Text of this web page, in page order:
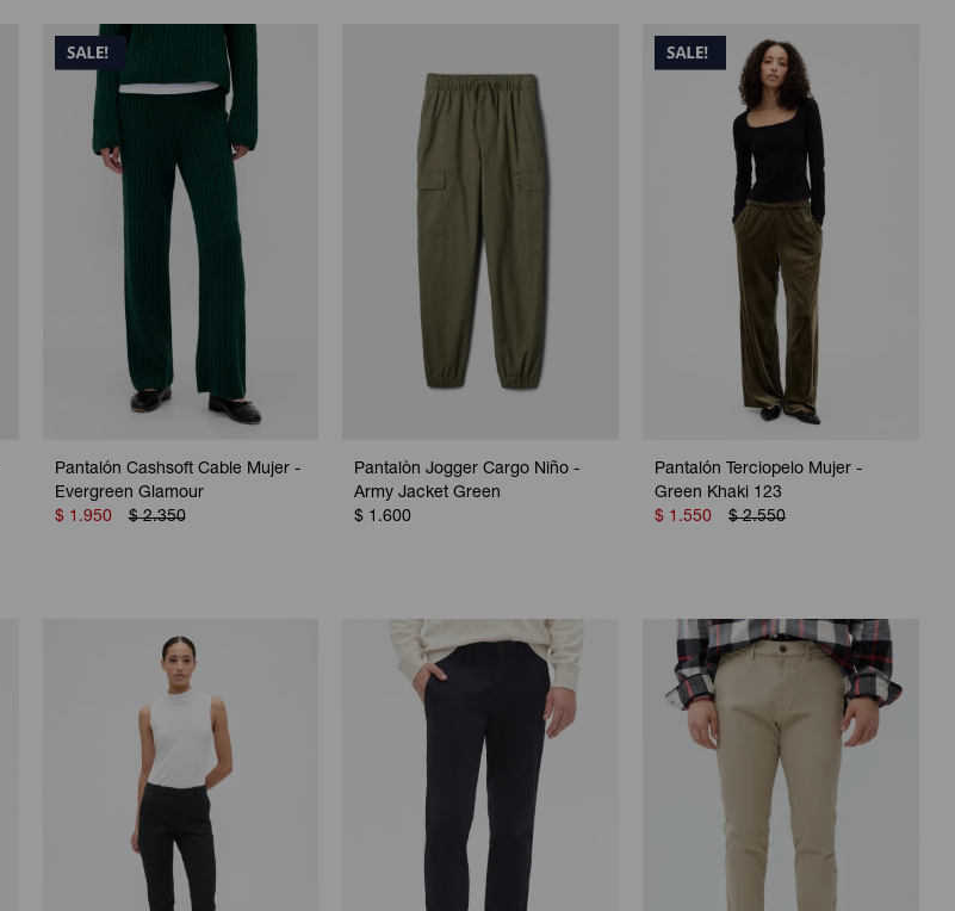
Pantalón Cashsoft Cable Mujer -
Evergreen Glamour
$ 1.950 $ 2.350
Pantalòn Jogger Cargo Niño -
Army Jacket Green
$ 1.600
Pantalón Terciopelo Mujer -
Green Khaki 123
$ 1.550 $ 2.550